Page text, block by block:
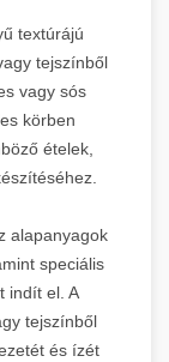
textúrájú
tejszínből
vagy sós
körben
ételek,
alapanyagok
speciális
indít el. A
tejszínből
és ízét